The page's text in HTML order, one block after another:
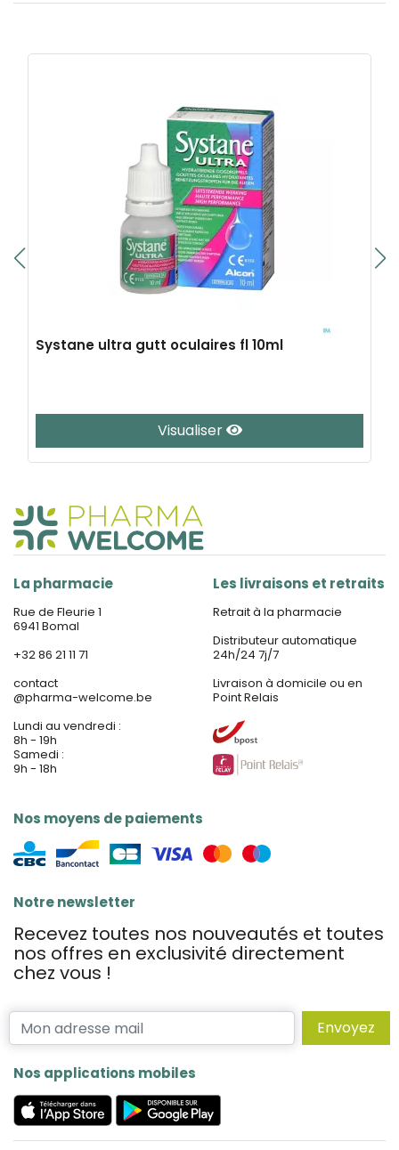
Systane ultra gutt oculaires fl 10ml
Visualiser
La pharmacie
Rue de Fleurie 1
6941 Bomal
+32 86 21 11 71
contact
@pharma-welcome.be
Lundi au vendredi :
8h - 19h
Samedi :
9h - 18h
Nos moyens de paiements
Les livraisons et retraits
Retrait à la pharmacie
Distributeur automatique
24h/24 7j/7
Livraison à domicile ou en
Point Relais
Notre newsletter
Recevez toutes nos nouveautés et toutes
nos offres en exclusivité directement
chez vous !
Envoyez
Nos applications mobiles